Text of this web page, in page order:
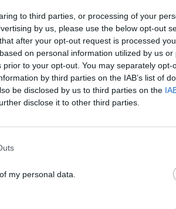
to third parties, or processing of your
by us, please use the below opt-out
after your opt-out request is processed
on personal information utilized by us or
to your opt-out. You may separately opt-
by third parties on the IAB’s list of
be disclosed by us to third parties on the
disclose it to other third parties.
my personal data.
Η
της
τους έγραφε τότε ο
22χρονη. Αποδείχθηκε
Λίνας Κοεμτζή έκανε
ενώ από τη Δίωξη
έφτασαν στα ίχνη του
για το εάν